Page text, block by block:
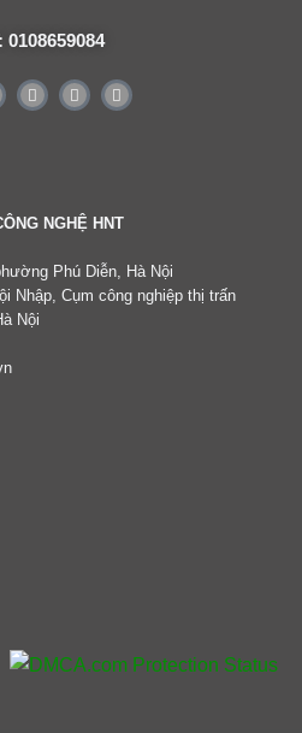
0108659084
NGHỆ HNT
Phú Diễn, Hà Nội
Nhập, Cụm công nghiệp thị trấn
Nội